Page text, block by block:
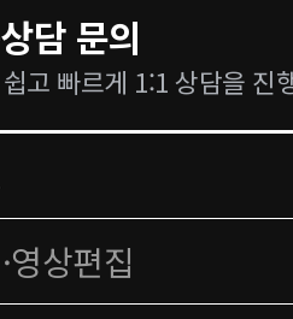
담 문의
고 빠르게 1:1 상담을 진